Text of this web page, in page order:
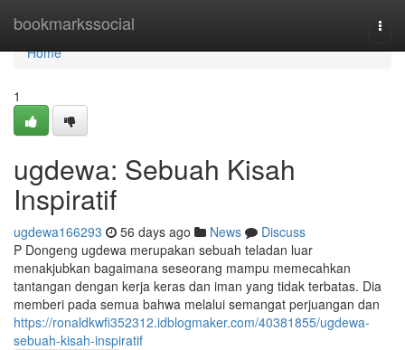
bookmarkssocial
Home
Home
1
ugdewa: Sebuah Kisah
Inspiratif
ugdewa166293 56 days ago News
Discuss
P Dongeng ugdewa merupakan sebuah teladan luar
menakjubkan bagaimana seseorang mampu memecahkan
tantangan dengan kerja keras dan iman yang tidak terbatas. Dia
memberi pada semua bahwa melalui semangat perjuangan dan
https://ronaldkwfi352312.idblogmaker.com/40381855/ugdewa-
sebuah-kisah-inspiratif